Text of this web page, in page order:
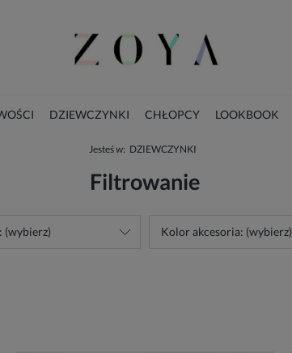
DZIEWCZYNKI CHŁOPCY LOOKBOOK
Jesteś w: DZIEWCZYNKI
Filtrowanie
(wybierz) Kolor akcesoria: (wybierz)